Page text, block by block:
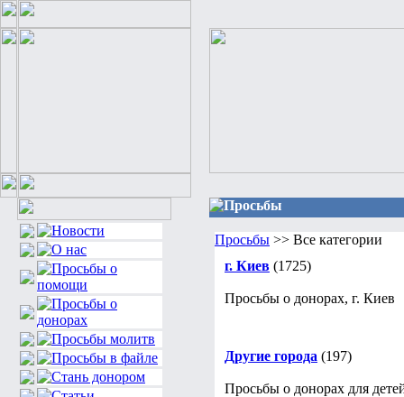
Просьбы
Просьбы >> Все категории
г. Киев (1725)
Просьбы о донорах, г. Киев
Другие города (197)
Просьбы о донорах для